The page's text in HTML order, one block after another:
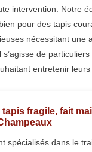
intervention. Notre
pour des tapis
nécessitant une
s’agisse de particuliers
entretenir
tapis fragile, fait
spécialisés dans le